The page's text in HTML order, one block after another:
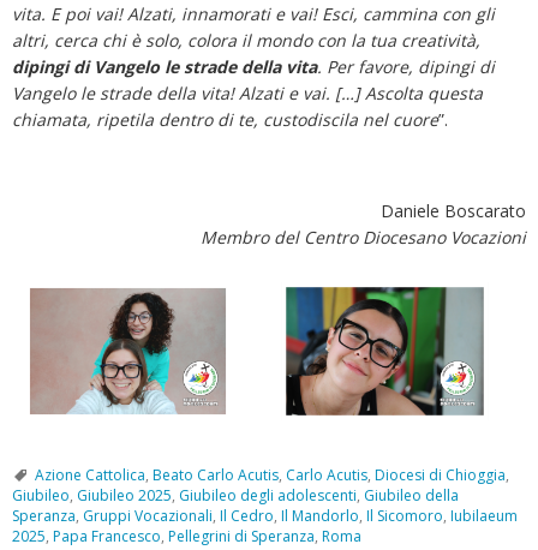
vita. E poi vai! Alzati, innamorati e vai! Esci, cammina con gli
altri, cerca chi è solo, colora il mondo con la tua creatività,
dipingi di Vangelo le strade della vita. Per favore, dipingi di
Vangelo le strade della vita! Alzati e vai. […] Ascolta questa
chiamata, ripetila dentro di te, custodiscila nel cuore”.
Daniele Boscarato
Membro del Centro Diocesano Vocazioni
Azione Cattolica, Beato Carlo Acutis, Carlo Acutis, Diocesi di Chioggia,
Giubileo, Giubileo 2025, Giubileo degli adolescenti, Giubileo della
Speranza, Gruppi Vocazionali, Il Cedro, Il Mandorlo, Il Sicomoro, Iubilaeum
2025, Papa Francesco, Pellegrini di Speranza, Roma